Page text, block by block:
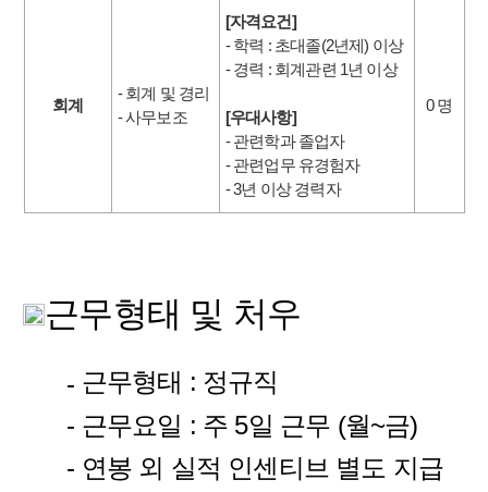
회계
- 회계 및 경리
- 사무보조
[자격요건]
- 학력 : 초대졸(2년제) 이상
- 경력 : 회계관련 1년 이상
[우대사항]
- 관련학과 졸업자
- 관련업무 유경험자
- 3년 이상 경력자
0 명
근무형태 및 처우
- 근무형태 : 정규직
- 근무요일 : 주 5일 근무 (월~금)
- 연봉 외 실적 인센티브 별도 지급